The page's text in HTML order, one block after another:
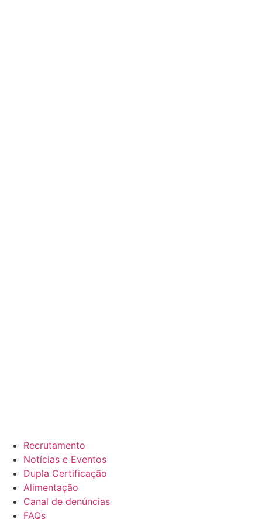
Recrutamento
Notícias e Eventos
Dupla Certificação
Alimentação
Canal de denúncias
FAQs